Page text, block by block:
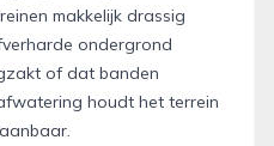
makkelijk drassig
ondergrond
of dat banden
houdt het terrein